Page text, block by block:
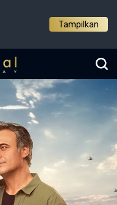
Tampilkan